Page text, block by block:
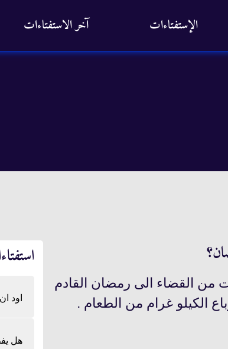
الإستفتاءات آخر الاستفتاءات
القضاء الى رمضان القادم
الكيلو غرام من الطعام .
اود
هل